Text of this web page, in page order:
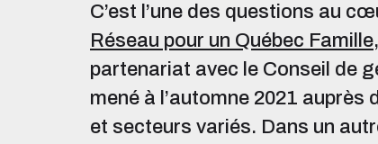
C’est l’une des questions au
Réseau pour un Québec Famille
partenariat avec le Conseil de
mené à l’automne 2021
et secteurs variés. Dans un